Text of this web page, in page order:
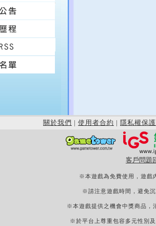
關於我們 | 使用者合約 | 隱私權保護
客戶問題
※本遊戲為免費使用，遊戲
※請注意遊戲時間，避免
※本遊戲提供之機會中獎商品，
※於平台上尊重包容多元性別